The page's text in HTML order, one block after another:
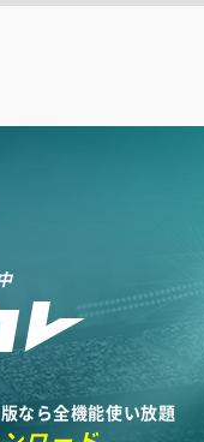
なら全機能使い放題